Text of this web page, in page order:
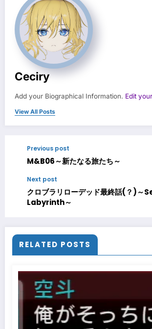
Ceciry
Add your Biographical Information. Edit
View All Posts
Previous post
M&B06～新たなる旅たち～
Next post
クロブラリローデッド最終話(？)～
Labyrinth～
RELATED POSTS